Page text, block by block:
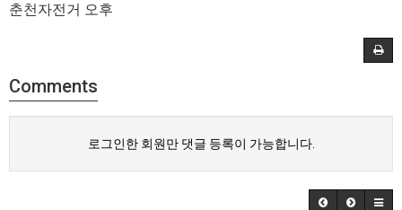
춘천자전거 오후
Comments
로그인한 회원만 댓글 등록이 가능합니다.